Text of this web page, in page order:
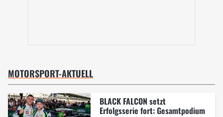
MOTORSPORT-AKTUELL
BLACK FALCON setzt
Erfolgsserie fort: Gesamtpodium